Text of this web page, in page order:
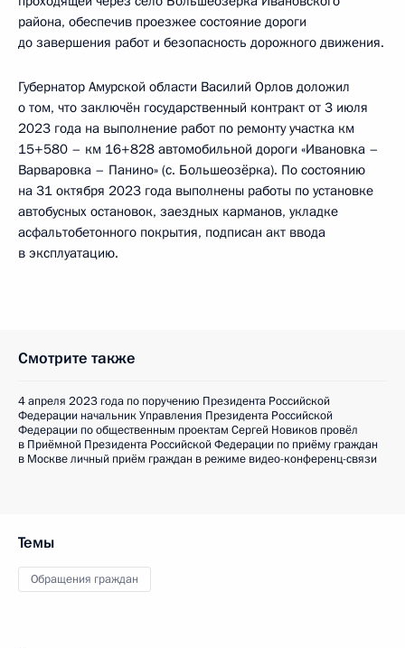
района, обеспечив проезжее состояние дороги
до завершения работ и безопасность дорожного движения.
Губернатор Амурской области Василий Орлов доложил
о том, что заключён государственный контракт от 3 июля
2023 года на выполнение работ по ремонту участка км
15+580 – км 16+828 автомобильной дороги «Ивановка –
Варваровка – Панино» (с. Большеозёрка). По состоянию
на 31 октября 2023 года выполнены работы по установке
автобусных остановок, заездных карманов, укладке
асфальтобетонного покрытия, подписан акт ввода
в эксплуатацию.
Смотрите также
4 апреля 2023 года по поручению Президента Российской
Федерации начальник Управления Президента Российской
Федерации по общественным проектам Сергей Новиков провёл
в Приёмной Президента Российской Федерации по приёму граждан
в Москве личный приём граждан в режиме видео-конференц-связи
Темы
Обращения граждан